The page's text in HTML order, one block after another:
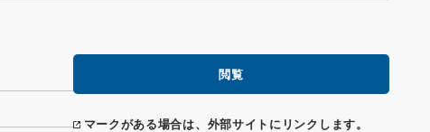
閲覧
マークがある場合は、外部サイトにリンクします。